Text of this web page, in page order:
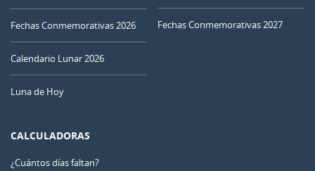
Fechas Conmemorativas 2026
Calendario Lunar 2026
Luna de Hoy
Fechas Conmemorativas 2027
CALCULADORAS
¿Cuántos días faltan?